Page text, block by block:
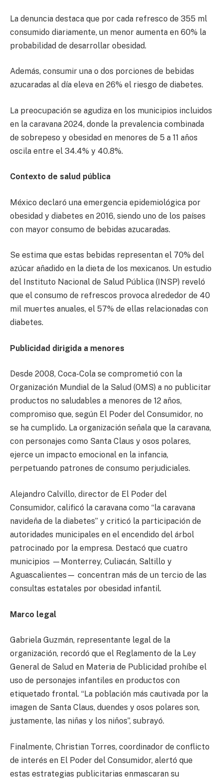
La denuncia destaca que por cada refresco de 355 ml
consumido diariamente, un menor aumenta en 60% la
probabilidad de desarrollar obesidad.
Además, consumir una o dos porciones de bebidas
azucaradas al día eleva en 26% el riesgo de diabetes.
La preocupación se agudiza en los municipios incluidos
en la caravana 2024, donde la prevalencia combinada
de sobrepeso y obesidad en menores de 5 a 11 años
oscila entre el 34.4% y 40.8%.
Contexto de salud pública
México declaró una emergencia epidemiológica por
obesidad y diabetes en 2016, siendo uno de los países
con mayor consumo de bebidas azucaradas.
Se estima que estas bebidas representan el 70% del
azúcar añadido en la dieta de los mexicanos. Un estudio
del Instituto Nacional de Salud Pública (INSP) reveló
que el consumo de refrescos provoca alrededor de 40
mil muertes anuales, el 57% de ellas relacionadas con
diabetes.
Publicidad dirigida a menores
Desde 2008, Coca-Cola se comprometió con la
Organización Mundial de la Salud (OMS) a no publicitar
productos no saludables a menores de 12 años,
compromiso que, según El Poder del Consumidor, no
se ha cumplido. La organización señala que la caravana,
con personajes como Santa Claus y osos polares,
ejerce un impacto emocional en la infancia,
perpetuando patrones de consumo perjudiciales.
Alejandro Calvillo, director de El Poder del
Consumidor, calificó la caravana como “la caravana
navideña de la diabetes” y criticó la participación de
autoridades municipales en el encendido del árbol
patrocinado por la empresa. Destacó que cuatro
municipios —Monterrey, Culiacán, Saltillo y
Aguascalientes— concentran más de un tercio de las
consultas estatales por obesidad infantil.
Marco legal
Gabriela Guzmán, representante legal de la
organización, recordó que el Reglamento de la Ley
General de Salud en Materia de Publicidad prohíbe el
uso de personajes infantiles en productos con
etiquetado frontal. “La población más cautivada por la
imagen de Santa Claus, duendes y osos polares son,
justamente, las niñas y los niños”, subrayó.
Finalmente, Christian Torres, coordinador de conflicto
de interés en El Poder del Consumidor, alertó que
estas estrategias publicitarias enmascaran su